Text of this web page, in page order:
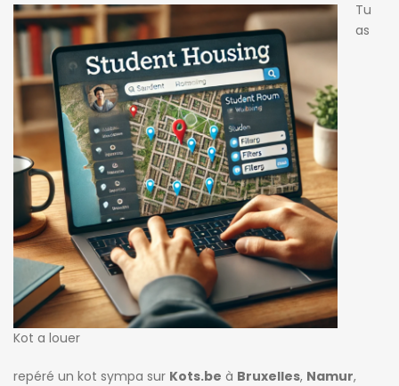
Kot a louer
Tu
as
repéré un kot sympa sur Kots.be à Bruxelles, Namur,